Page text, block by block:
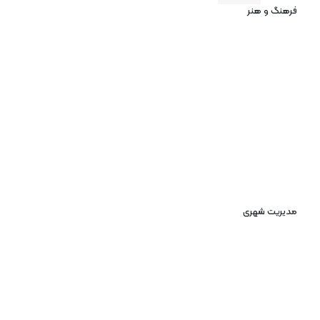
فرهنگ و هنر
مدیریت شهری